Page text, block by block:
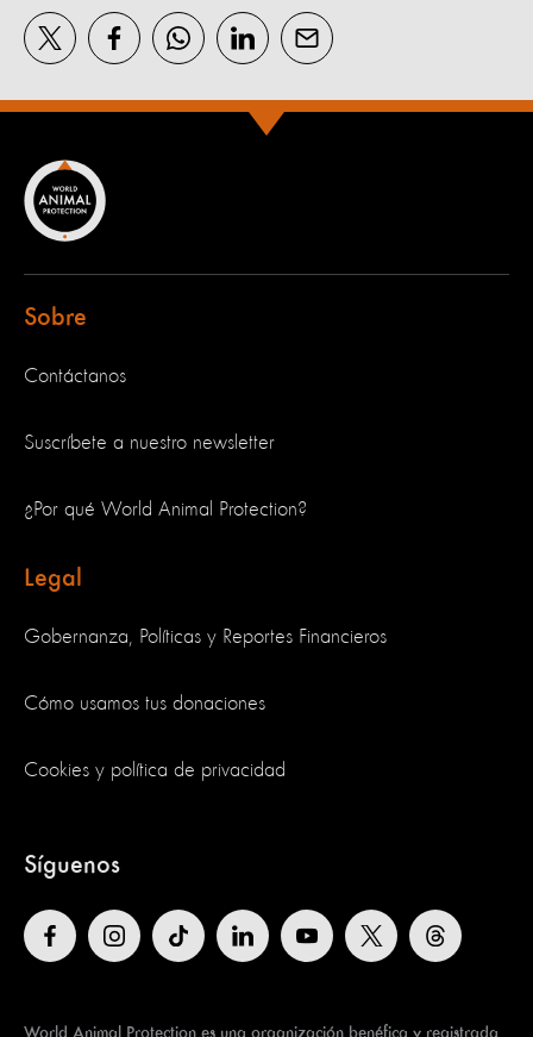
Sobre
Contáctanos
Suscríbete a nuestro newsletter
¿Por qué World Animal Protection?
Legal
Gobernanza, Políticas y Reportes Financieros
Cómo usamos tus donaciones
Cookies y política de privacidad
Síguenos
World Animal Protection es una organización benéfica y registrada